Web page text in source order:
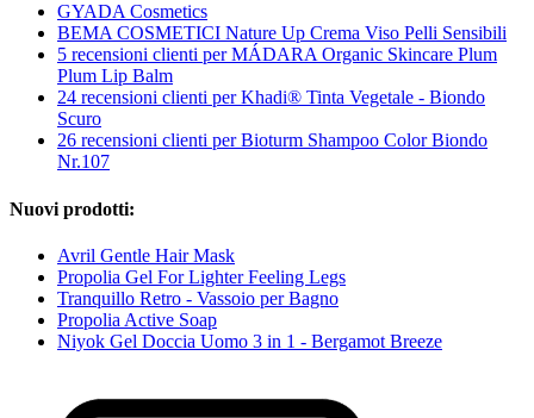
GYADA Cosmetics
BEMA COSMETICI Nature Up Crema Viso Pelli Sensibili
5 recensioni clienti per MÁDARA Organic Skincare Plum
Plum Lip Balm
24 recensioni clienti per Khadi® Tinta Vegetale - Biondo
Scuro
26 recensioni clienti per Bioturm Shampoo Color Biondo
Nr.107
Nuovi prodotti:
Avril Gentle Hair Mask
Propolia Gel For Lighter Feeling Legs
Tranquillo Retro - Vassoio per Bagno
Propolia Active Soap
Niyok Gel Doccia Uomo 3 in 1 - Bergamot Breeze